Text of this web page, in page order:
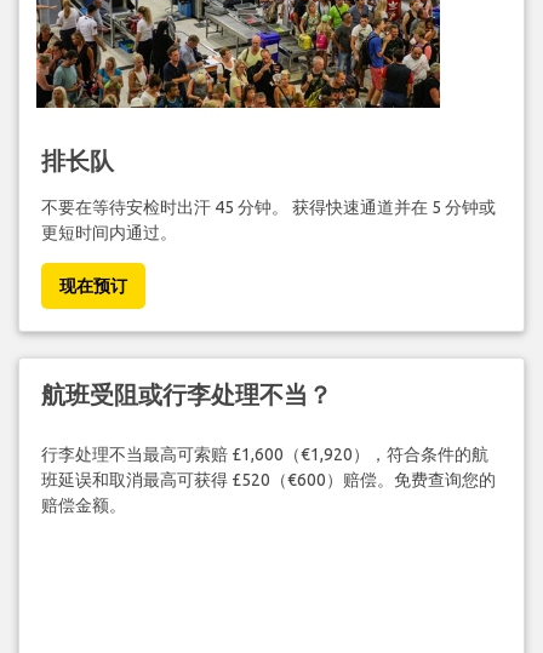
排长队
不要在等待安检时出汗 45 分钟。 获得快速通道并在 5 分钟或
更短时间内通过。
现在预订
航班受阻或行李处理不当？
行李处理不当最高可索赔 £1,600（€1,920），符合条件的航
班延误和取消最高可获得 £520（€600）赔偿。免费查询您的
赔偿金额。